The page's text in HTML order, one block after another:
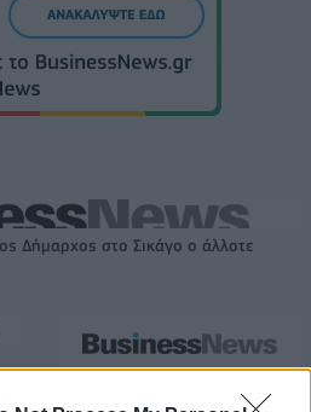
Δήμαρχος στο Σικάγο ο άλλοτε